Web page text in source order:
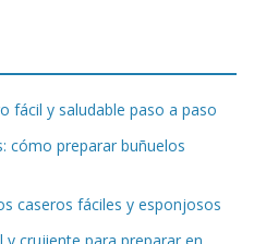
fácil y saludable paso a paso
cómo preparar buñuelos
caseros fáciles y esponjosos